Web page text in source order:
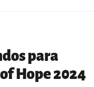
para
Hope 2024